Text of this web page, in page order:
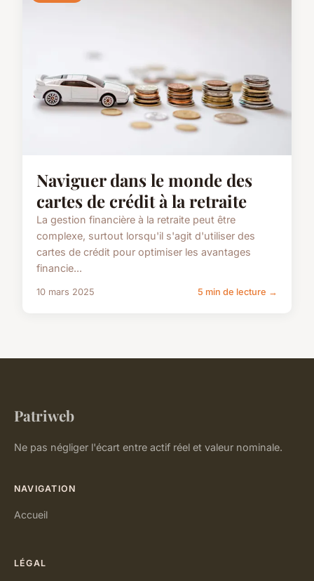
Naviguer dans le monde des
cartes de crédit à la retraite
La gestion financière à la retraite peut être
complexe, surtout lorsqu'il s'agit d'utiliser des
cartes de crédit pour optimiser les avantages
financie...
10 mars 2025 5 min de lecture →
Patriweb
Ne pas négliger l'écart entre actif réel et valeur nominale.
NAVIGATION
Accueil
LÉGAL